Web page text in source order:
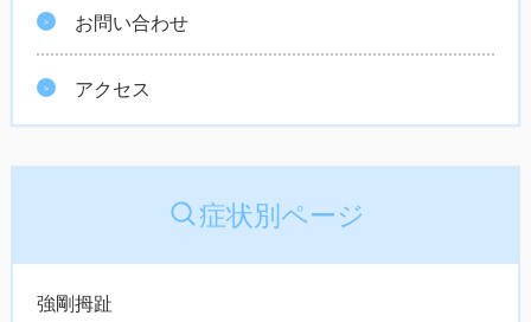
お問い合わせ
アクセス
症状別ページ
強剛拇趾